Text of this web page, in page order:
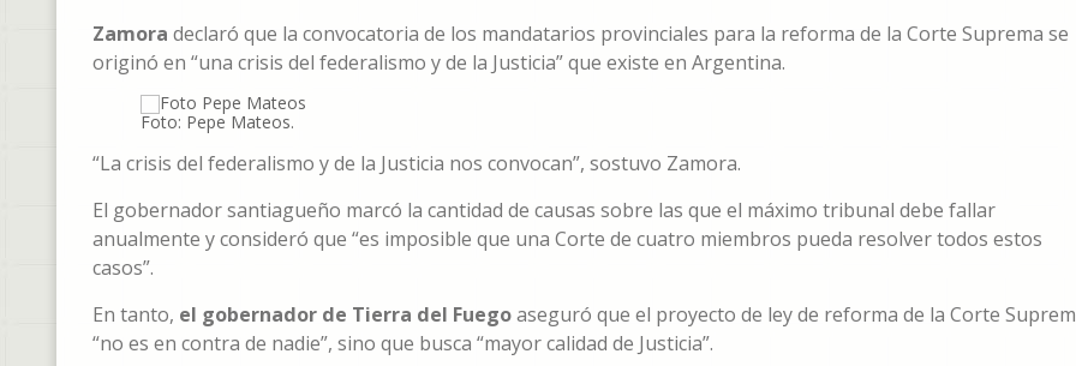
Zamora declaró que la convocatoria de los mandatarios provinciales para la reforma de la Corte Suprema se
originó en “una crisis del federalismo y de la Justicia” que existe en Argentina.
Foto: Pepe Mateos.
“La crisis del federalismo y de la Justicia nos convocan”, sostuvo Zamora.
El gobernador santiagueño marcó la cantidad de causas sobre las que el máximo tribunal debe fallar
anualmente y consideró que “es imposible que una Corte de cuatro miembros pueda resolver todos estos
casos”.
En tanto, el gobernador de Tierra del Fuegoaseguró que el proyecto de ley de reforma de la Corte
“no es en contra de nadie”, sino que busca “mayor calidad de Justicia”.